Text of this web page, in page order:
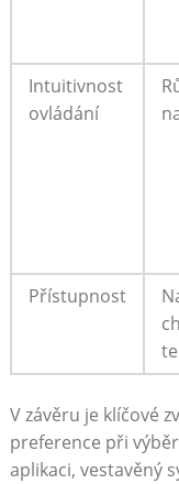
Intuitivnost
ovládání
Přístupnost
V⁤ závěru je klíčové
preference při
aplikaci, vestavěný